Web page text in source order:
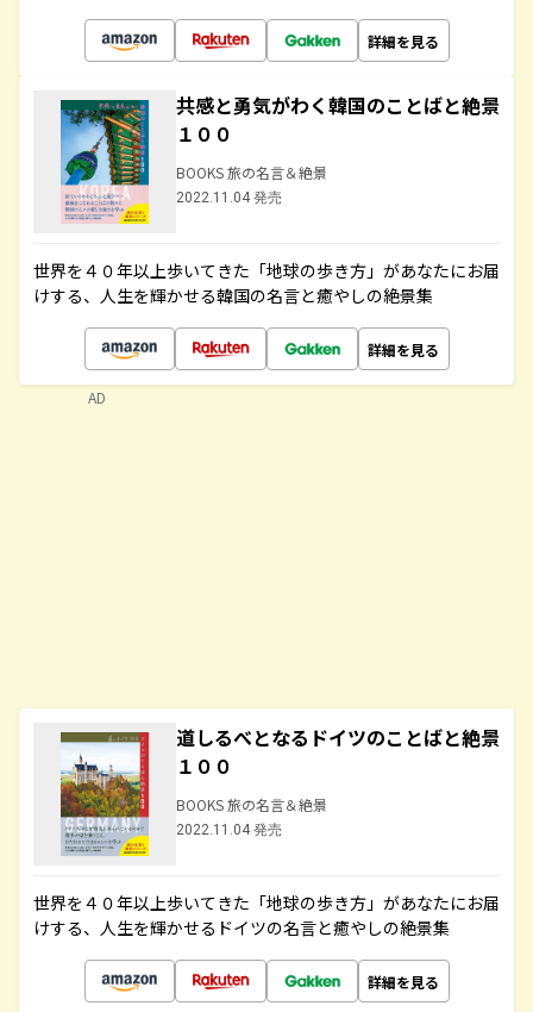
詳細を見る
共感と勇気がわく韓国のことばと絶景
１００
BOOKS 旅の名言＆絶景
2022.11.04 発売
世界を４０年以上歩いてきた「地球の歩き方」があなたにお届
けする、人生を輝かせる韓国の名言と癒やしの絶景集
詳細を見る
道しるべとなるドイツのことばと絶景
１００
BOOKS 旅の名言＆絶景
2022.11.04 発売
世界を４０年以上歩いてきた「地球の歩き方」があなたにお届
けする、人生を輝かせるドイツの名言と癒やしの絶景集
詳細を見る
AD